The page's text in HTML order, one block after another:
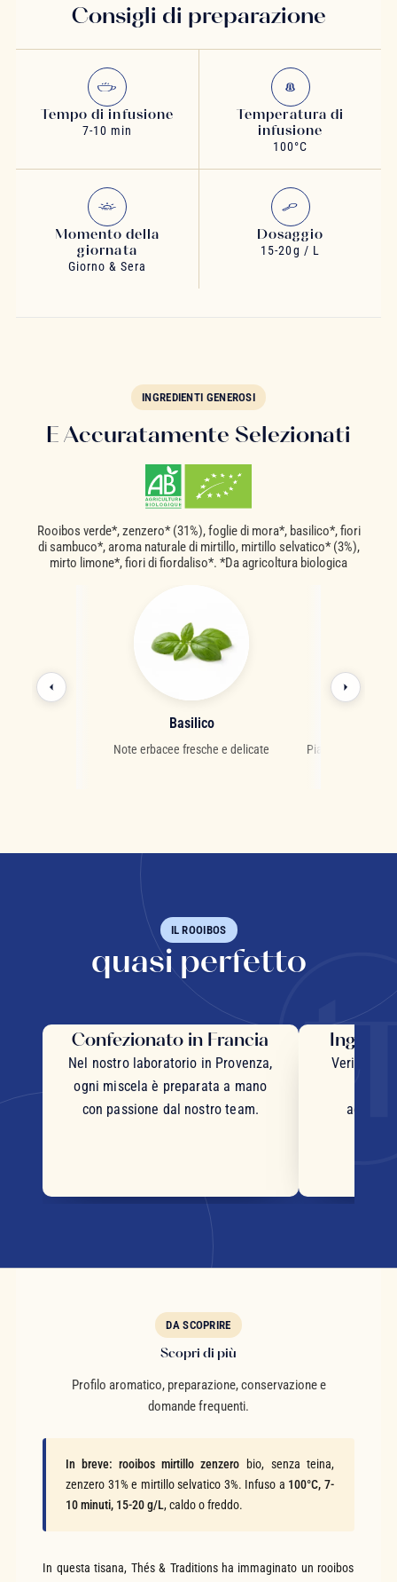
Consigli di preparazione
Tempo di infusione
7-10 min
Temperatura di
infusione
100°C
Momento della
giornata
Giorno & Sera
Dosaggio
15-20g / L
INGREDIENTI GENEROSI
E Accuratamente Selezionati
Basilico
Note erbacee fresche e delicate Pianta lenitiva
Rooibos verde*, zenzero* (31%), foglie di mora*, basilico*, fiori
di sambuco*, aroma naturale di mirtillo, mirtillo selvatico* (3%),
mirto limone*, fiori di fiordaliso*. *Da agricoltura biologica
IL ROOIBOS
quasi perfetto
Confezionato in Francia
Nel nostro laboratorio in Provenza,
ogni miscela è preparata a mano
con passione dal nostro team.
Veri pezzi
DA SCOPRIRE
Scopri di più
Profilo aromatico, preparazione, conservazione e
domande frequenti.
In breve: rooibos mirtillo zenzero bio, senza teina,
zenzero 31% e mirtillo selvatico 3%. Infuso a 100°C, 7-
10 minuti, 15-20 g/L, caldo o freddo.
In questa tisana, Thés & Traditions ha immaginato un rooibos